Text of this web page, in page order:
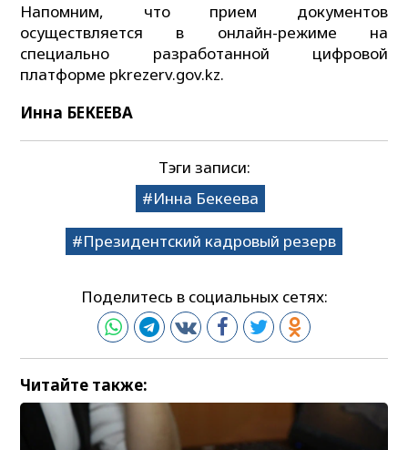
Напомним, что прием документов
осуществляется в онлайн-режиме на
специально разработанной цифровой
платформе pkrezerv.gov.kz.
Инна БЕКЕЕВА
Тэги записи:
Инна Бекеева
Президентский кадровый резерв
Поделитесь в социальных сетях:
Читайте также: